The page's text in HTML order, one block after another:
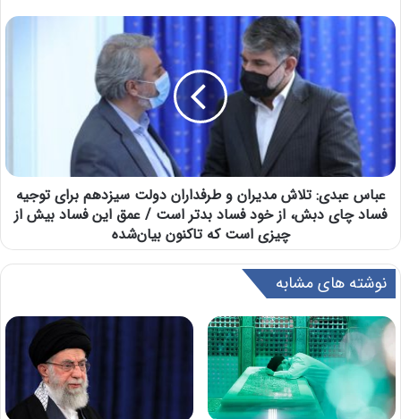
عباس عبدی: تلاش مدیران و طرفداران دولت سیزدهم برای توجیه
فساد چای دبش، از خود فساد بدتر است / عمق این فساد بیش از
چیزی است که تاکنون بیان‌شده
نوشته های مشابه